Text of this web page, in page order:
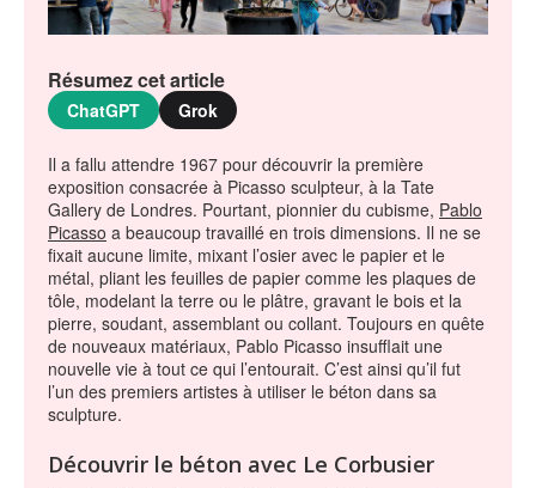
Résumez cet article
ChatGPT Grok
Il a fallu attendre 1967 pour découvrir la première
exposition consacrée à Picasso sculpteur, à la Tate
Gallery de Londres. Pourtant, pionnier du cubisme, Pablo
Picasso a beaucoup travaillé en trois dimensions. Il ne se
fixait aucune limite, mixant l’osier avec le papier et le
métal, pliant les feuilles de papier comme les plaques de
tôle, modelant la terre ou le plâtre, gravant le bois et la
pierre, soudant, assemblant ou collant. Toujours en quête
de nouveaux matériaux, Pablo Picasso insufflait une
nouvelle vie à tout ce qui l’entourait. C’est ainsi qu’il fut
l’un des premiers artistes à utiliser le béton dans sa
sculpture.
Découvrir le béton avec Le Corbusier